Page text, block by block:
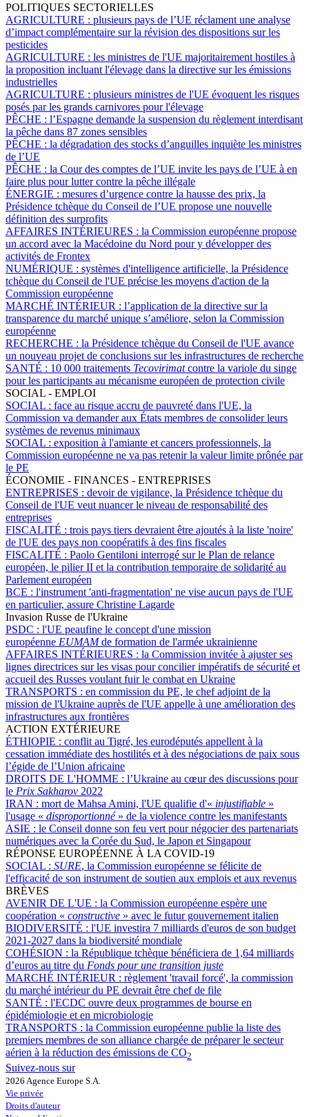
POLITIQUES SECTORIELLES
AGRICULTURE : plusieurs pays de l’UE réclament une analyse
d’impact complémentaire sur la révision des dispositions sur les
pesticides
AGRICULTURE : les ministres de l'UE majoritairement hostiles à
la proposition incluant l'élevage dans la directive sur les émissions
industrielles
AGRICULTURE : plusieurs ministres de l'UE évoquent les risques
posés par les grands carnivores pour l'élevage
PÊCHE : l’Espagne demande la suspension du règlement interdisant
la pêche dans 87 zones sensibles
PÊCHE : la dégradation des stocks d’anguilles inquiète les ministres
de l’UE
PÊCHE : la Cour des comptes de l’UE invite les pays de l’UE à en
faire plus pour lutter contre la pêche illégale
ÉNERGIE : mesures d’urgence contre la hausse des prix, la
Présidence tchèque du Conseil de l’UE propose une nouvelle
définition des surprofits
AFFAIRES INTÉRIEURES : la Commission européenne propose
un accord avec la Macédoine du Nord pour y développer des
activités de Frontex
NUMÉRIQUE : systèmes d'intelligence artificielle, la Présidence
tchèque du Conseil de l'UE précise les moyens d'action de la
Commission européenne
MARCHÉ INTÉRIEUR : l’application de la directive sur la
transparence du marché unique s’améliore, selon la Commission
européenne
RECHERCHE : la Présidence tchèque du Conseil de l'UE avance
un nouveau projet de conclusions sur les infrastructures de recherche
SANTÉ : 10 000 traitements Tecovirimatcontre la variole du singe
pour les participants au mécanisme européen de protection civile
SOCIAL - EMPLOI
SOCIAL : face au risque accru de pauvreté dans l'UE, la
Commission va demander aux États membres de consolider leurs
systèmes de revenus minimaux
SOCIAL : exposition à l'amiante et cancers professionnels, la
Commission européenne ne va pas retenir la valeur limite prônée par
le PE
ÉCONOMIE - FINANCES - ENTREPRISES
ENTREPRISES : devoir de vigilance, la Présidence tchèque du
Conseil de l'UE veut nuancer le niveau de responsabilité des
entreprises
FISCALITÉ : trois pays tiers devraient être ajoutés à la liste 'noire'
de l'UE des pays non coopératifs à des fins fiscales
FISCALITÉ : Paolo Gentiloni interrogé sur le Plan de relance
européen, le pilier II et la contribution temporaire de solidarité au
Parlement européen
BCE : l'instrument 'anti-fragmentation' ne vise aucun pays de l'UE
en particulier, assure Christine Lagarde
Invasion Russe de l'Ukraine
PSDC : l'UE peaufine le concept d'une mission
européenne EUMAMde formation de l'armée ukrainienne
AFFAIRES INTÉRIEURES : la Commission invitée à ajuster ses
lignes directrices sur les visas pour concilier impératifs de sécurité et
accueil des Russes voulant fuir le combat en Ukraine
TRANSPORTS : en commission du PE, le chef adjoint de la
mission de l'Ukraine auprès de l'UE appelle à une amélioration des
infrastructures aux frontières
ACTION EXTÉRIEURE
ÉTHIOPIE : conflit au Tigré, les eurodéputés appellent à la
cessation immédiate des hostilités et à des négociations de paix sous
l’égide de l’Union africaine
DROITS DE L'HOMME : l’Ukraine au cœur des discussions pour
le Prix Sakharov 2022
IRAN : mort de Mahsa Amini, l'UE qualifie d'« injustifiable »
l'usage « disproportionné » de la violence contre les manifestants
ASIE : le Conseil donne son feu vert pour négocier des partenariats
numériques avec la Corée du Sud, le Japon et Singapour
RÉPONSE EUROPÉENNE À LA COVID-19
SOCIAL : SURE, la Commission européenne se félicite de
l'efficacité de son instrument de soutien aux emplois et aux revenus
BRÈVES
AVENIR DE L'UE : la Commission européenne espère une
coopération « constructive » avec le futur gouvernement italien
BIODIVERSITÉ : l'UE investira 7 milliards d'euros de son budget
2021-2027 dans la biodiversité mondiale
COHÉSION : la République tchèque bénéficiera de 1,64 milliards
d’euros au titre du Fonds pour une transition juste
MARCHÉ INTÉRIEUR : règlement 'travail forcé', la commission
du marché intérieur du PE devrait être chef de file
SANTÉ : l'ECDC ouvre deux programmes de bourse en
épidémiologie et en microbiologie
TRANSPORTS : la Commission européenne publie la liste des
premiers membres de son alliance chargée de préparer le secteur
aérien à la réduction des émissions de CO2
Suivez-nous sur
2026 Agence Europe S.A.
Vie privée
Droits d'auteur